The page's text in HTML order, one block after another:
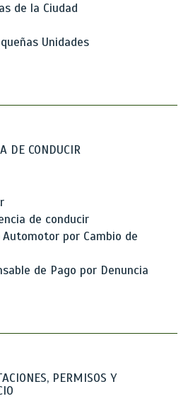
de la Ciudad
Unidades
DE CONDUCIR
de conducir
por Cambio de
de Pago por Denuncia
PERMISOS Y